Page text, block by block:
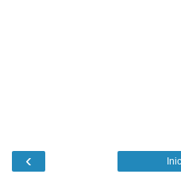
‹